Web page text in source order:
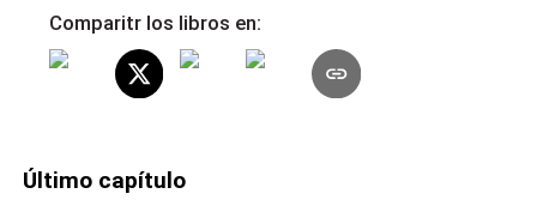
Comparitr los libros en:
Último capítulo